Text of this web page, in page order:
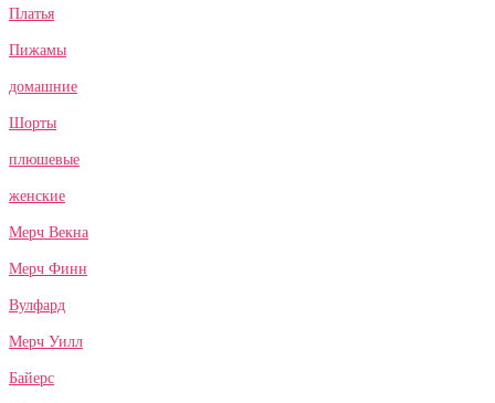
Платья
Пижамы
домашние
Шорты
плюшевые
женские
Мерч Векна
Мерч Финн
Вулфард
Мерч Уилл
Байерс